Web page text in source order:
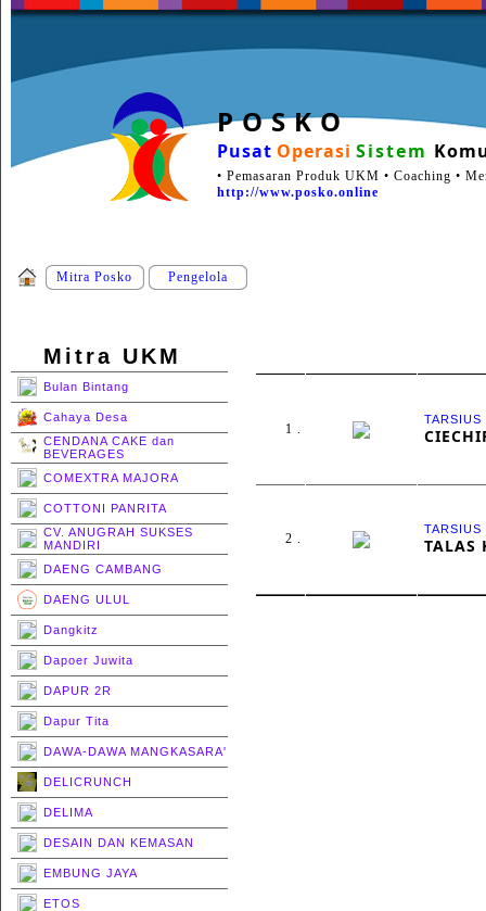
P O S K O
Pusat Operasi Sistem
• Pemasaran Produk UKM • Coaching •
http://www.posko.online
Mitra Posko Pengelola
Mitra UKM
Bulan Bintang
Cahaya Desa
CENDANA CAKE dan
BEVERAGES
COMEXTRA MAJORA
COTTONI PANRITA
CV. ANUGRAH SUKSES
MANDIRI
DAENG CAMBANG
DAENG ULUL
Dangkitz
Dapoer Juwita
DAPUR 2R
Dapur Tita
DAWA-DAWA MANGKASARA'
DELICRUNCH
DELIMA
DESAIN DAN KEMASAN
EMBUNG JAYA
ETOS
1 .
2 . TALAS